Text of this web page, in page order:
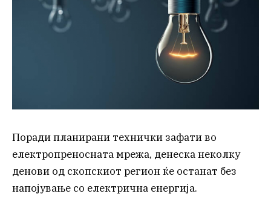
Поради планирани технички зафати во
електропреносната мрежа, денеска неколку
денови од скопскиот регион ќе останат без
напојување со електрична енергија.